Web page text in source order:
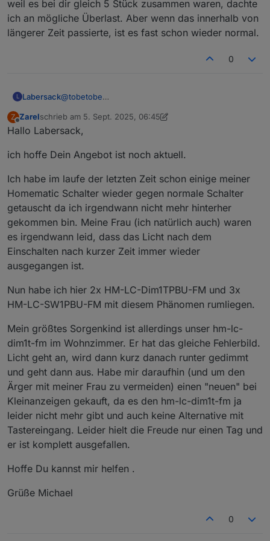
Schaltnetzteil, die sich ja bekanntermaßen kapazitiv
verhalten und beim Einschalten viel Strom ziehen.
Hier habe ich aber jeweils NTC zur reduktion des
den 1.150 W bezieht sich wohl nur auf den HM-LC-
16 A im Datenblatt, entsprechend 3.680 W. Das reicht
auch für den Wasserkocher. Oder habe ich da irgend
etwas übersehen? Ich glaube, die Dinger sind
einfach schon zu alt, sieht man ja auch an der
Seriennummer.
Viele Grüße
Thomas
weil es bei dir gleich 5 Stück zusammen waren, dachte
ich an mögliche Überlast. Aber wenn das innerhalb von
längerer Zeit passierte, ist es fast schon wieder normal.
0
L Labersack@tobetobe
SW2, wie auch@Homoranbereits anmerkte.
Die Kondensatoren sind einfach falsch ausgelegt,
Nur weil es bei dir gleich 5 Stück zusammen waren,
innerhalb von längerer Zeit passierte, ist es fast
schon wieder normal.
Z
Offline
Zarelschrieb am 5. Sept. 2025, 06:45
zuletzt editiert von Zarel9. Mai 2025, 09:52
Hallo Labersack,
ich hoffe Dein Angebot ist noch aktuell.
Ich habe im laufe der letzten Zeit schon einige meiner
Homematic Schalter wieder gegen normale Schalter
getauscht da ich irgendwann nicht mehr hinterher
gekommen bin. Meine Frau (ich natürlich auch) waren
es irgendwann leid, dass das Licht nach dem
Einschalten nach kurzer Zeit immer wieder
ausgegangen ist.
Nun habe ich hier 2x HM-LC-Dim1TPBU-FM und 3x
HM-LC-SW1PBU-FM mit diesem Phänomen rumliegen.
Mein größtes Sorgenkind ist allerdings unser hm-lc-
dim1t-fm im Wohnzimmer. Er hat das gleiche Fehlerbild.
Licht geht an, wird dann kurz danach runter gedimmt
und geht dann aus. Habe mir daraufhin (und um den
Ärger mit meiner Frau zu vermeiden) einen "neuen" bei
Kleinanzeigen gekauft, da es den hm-lc-dim1t-fm ja
leider nicht mehr gibt und auch keine Alternative mit
Tastereingang. Leider hielt die Freude nur einen Tag und
er ist komplett ausgefallen.
Hoffe Du kannst mir helfen .
Grüße Michael
0